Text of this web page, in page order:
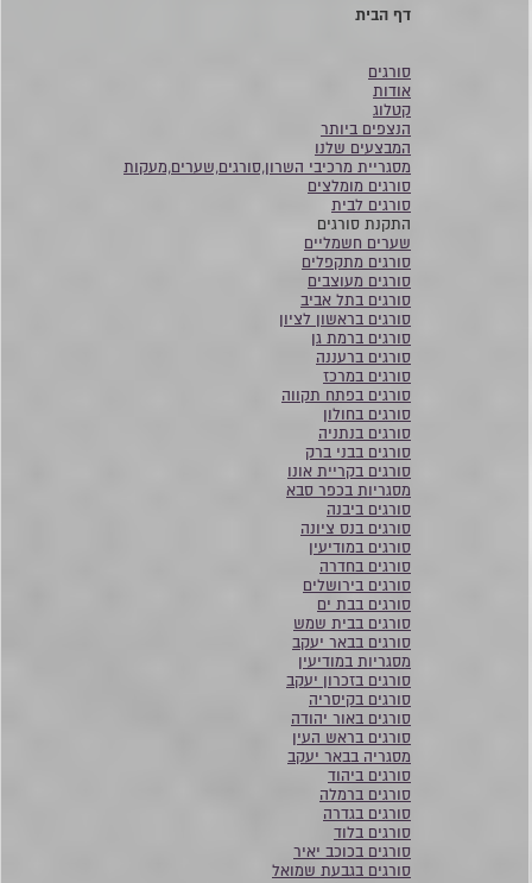
דף הבית
סורגים
אודות
קטלוג
הנצפים ביותר
המבצעים שלנו
מסגריית מרכיבי השרון,סורגים,שערים,מעקות
סורגים מומלצים
סורגים לבית
התקנת סורגים
שערים חשמליים
סורגים מתקפלים
סורגים מעוצבים
סורגים בתל אביב
סורגים בראשון לציון
סורגים ברמת גן
סורגים ברעננה
סורגים במרכז
סורגים בפתח תקווה
סורגים בחולון
סורגים בנתניה
סורגים בבני ברק
סורגים בקריית אונו
מסגריות בכפר סבא
סורגים ביבנה
סורגים בנס ציונה
סורגים במודיעין
סורגים בחדרה
סורגים בירושלים
סורגים בבת ים
סורגים בבית שמש
סורגים בבאר יעקב
מסגריות במודיעין
סורגים בזכרון יעקב
סורגים בקיסריה
סורגים באור יהודה
סורגים בראש העין
מסגריה בבאר יעקב
סורגים ביהוד
סורגים ברמלה
סורגים בגדרה
סורגים בלוד
סורגים בכוכב יאיר
סורגים בגבעת שמואל